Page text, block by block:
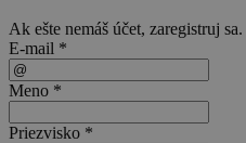
Ak ešte nemáš účet, zaregistruj sa.
E-mail *
Meno *
Priezvisko *